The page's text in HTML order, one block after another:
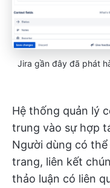
Jira gần đây đã phát
Hệ thống quản lý
trung vào sự hợp
Người dùng có
trang, liên kết
thảo luận có liên